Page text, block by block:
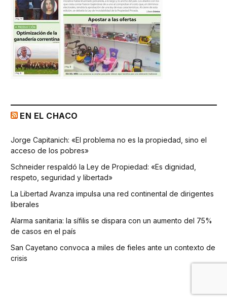
EN EL CHACO
Jorge Capitanich: «El problema no es la propiedad, sino el
acceso de los pobres»
Schneider respaldó la Ley de Propiedad: «Es dignidad,
respeto, seguridad y libertad»
La Libertad Avanza impulsa una red continental de dirigentes
liberales
Alarma sanitaria: la sífilis se dispara con un aumento del 75%
de casos en el país
San Cayetano convoca a miles de fieles ante un contexto de
crisis